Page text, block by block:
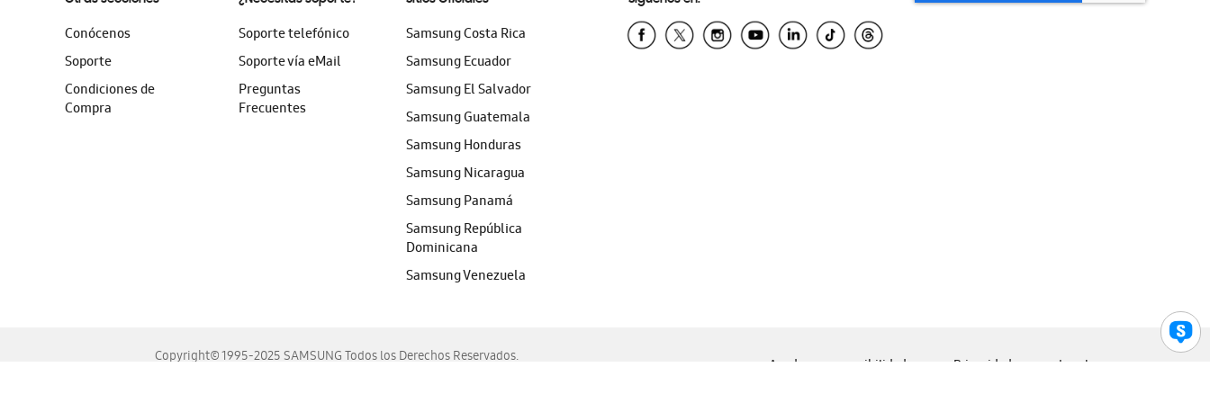
Conócenos
Soporte
Condiciones de
Compra
Soporte telefónico
Soporte vía eMail
Preguntas
Frecuentes
Samsung Costa Rica
Samsung Ecuador
Samsung El Salvador
Samsung Guatemala
Samsung Honduras
Samsung Nicaragua
Samsung Panamá
Samsung República
Dominicana
Samsung Venezuela
Copyright© 1995-2025 SAMSUNG Todos los Derechos Reservados.
Ayuda para accesibilidad Privacidad Legal